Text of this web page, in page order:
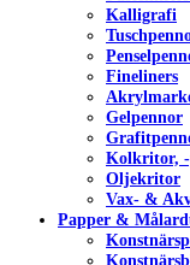
Kalligrafi
Fineliners
Gelpennor
Kolkritor,
Oljekritor
Vax- &
Papper &